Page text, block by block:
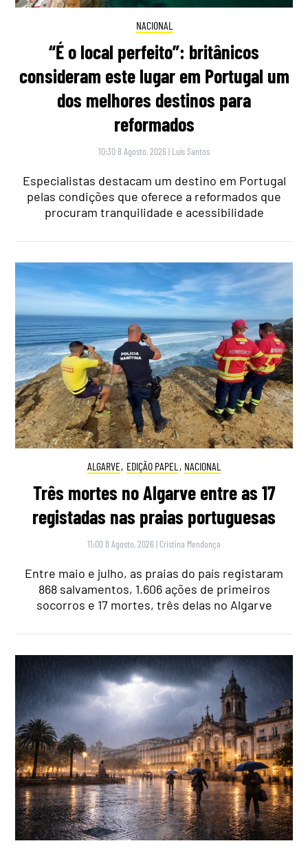
NACIONAL
“É o local perfeito”: britânicos
consideram este lugar em Portugal um
dos melhores destinos para
reformados
10:30 8 Agosto, 2026 | Luís Santos
Especialistas destacam um destino em Portugal
pelas condições que oferece a reformados que
procuram tranquilidade e acessibilidade
ALGARVE, EDIÇÃO PAPEL , NACIONAL
Três mortes no Algarve entre as 17
registadas nas praias portuguesas
11:00 8 Agosto, 2026 | Cristina Mendonça
Entre maio e julho, as praias do país registaram
868 salvamentos, 1.606 ações de primeiros
socorros e 17 mortes, três delas no Algarve